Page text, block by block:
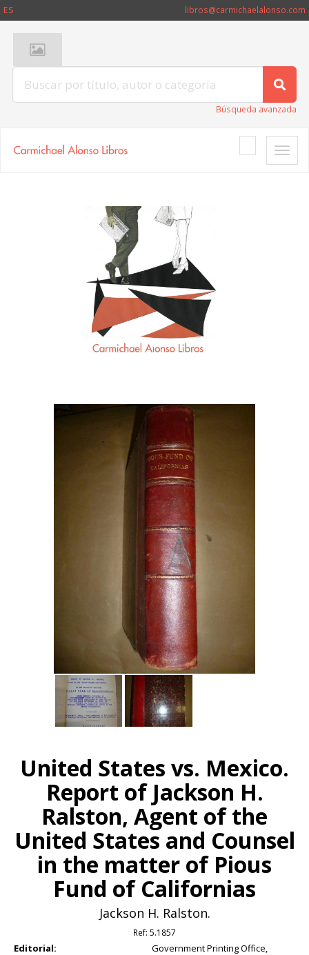
ES libros@carmichaelalonso.com
Búsqueda avanzada
Toggle
United States vs. Mexico.
Report of Jackson H.
Ralston, Agent of the
United States and Counsel
in the matter of Pious
Fund of Californias
Jackson H. Ralston.
Ref: 5.1857
Editorial:
Government Printing Office,